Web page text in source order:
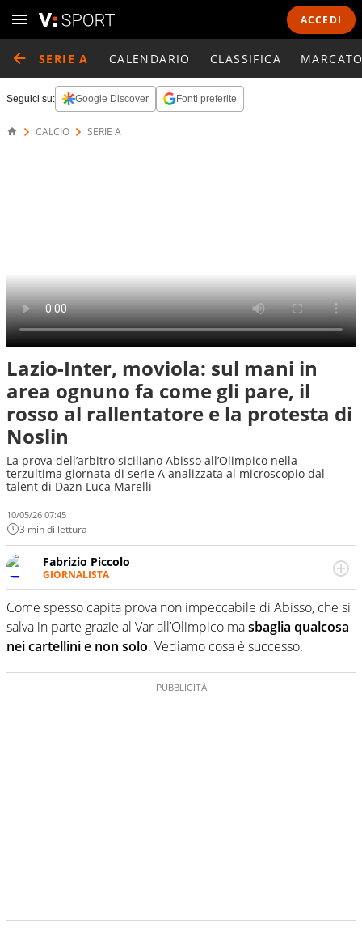
ACCEDI
SERIE A CALENDARIO CLASSIFICA
Seguici su: Google Discover Fonti preferite
CALCIO SERIE A
Lazio-Inter, moviola: sul mani in
area ognuno fa come gli pare, il
rosso al rallentatore e la protesta di
Noslin
La prova dell’arbitro siciliano Abisso all’Olimpico nella
terzultima giornata di serie A analizzata al microscopio dal
talent di Dazn Luca Marelli
10/05/26 07:45
3 min di lettura
Fabrizio Piccolo
GIORNALISTA
Nella sua carriera ha seguito numerose manifestazioni
sportive e collaborato con agenzie e testate. Esperienza,
competenza, conoscenza e memoria storica. Si occupa
prevalentemente di calcio
Come spesso capita prova non impeccabile di Abisso, che si
salva in parte grazie al Var all’Olimpico masbaglia qualcosa
nei cartellini e non solo. Vediamo cosa è successo.